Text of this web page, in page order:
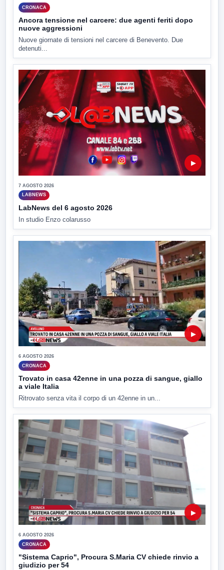
CRONACA
Ancora tensione nel carcere: due agenti feriti dopo
nuove aggressioni
Nuove giornate di tensioni nel carcere di Benevento. Due
detenuti...
▶
7 AGOSTO 2026
LABNEWS
LabNews del 6 agosto 2026
In studio Enzo colarusso
▶
6 AGOSTO 2026
CRONACA
Trovato in casa 42enne in una pozza di sangue, giallo
a viale Italia
Ritrovato senza vita il corpo di un 42enne in un...
▶
6 AGOSTO 2026
CRONACA
"Sistema Caprio", Procura S.Maria CV chiede rinvio a
giudizio per 54